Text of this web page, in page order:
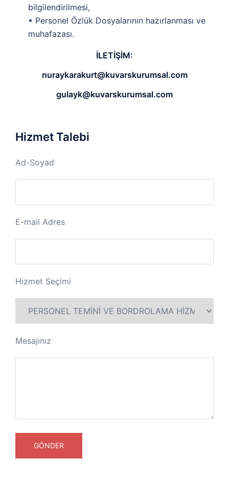
bilgilendirilmesi,
• Personel Özlük Dosyalarının hazırlanması ve
muhafazası.
İLETİŞİM:
nuraykarakurt@kuvarskurumsal.com
gulayk@kuvarskurumsal.com
Hizmet Talebi
Ad-Soyad
E-mail Adres
Hizmet Seçimi
Mesajınız